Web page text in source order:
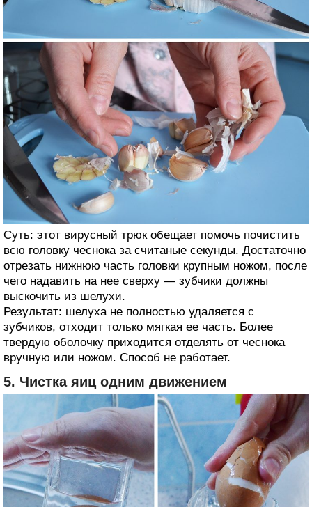
Суть: этот вирусный трюк обещает помочь почистить
всю головку чеснока за считаные секунды. Достаточно
отрезать нижнюю часть головки крупным ножом, после
чего надавить на нее сверху — зубчики должны
выскочить из шелухи.
Результат: шелуха не полностью удаляется с
зубчиков, отходит только мягкая ее часть. Более
твердую оболочку приходится отделять от чеснока
вручную или ножом. Способ не работает.
5. Чистка яиц одним движением